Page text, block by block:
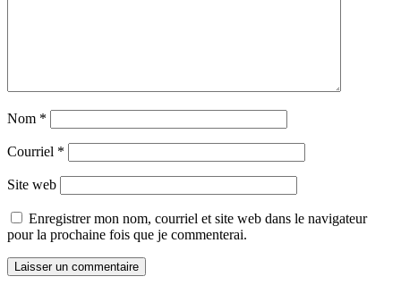
Nom *
Courriel *
Site web
Enregistrer mon nom, courriel et site web dans le navigateur
pour la prochaine fois que je commenterai.